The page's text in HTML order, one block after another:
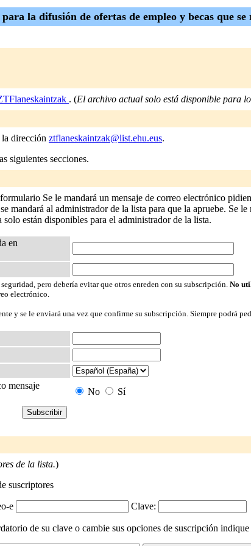
la difusión de ofertas de empleo y becas que
. (El archivo actual solo está disponible para
dirección ztflaneskaintzak@list.ehu.eus.
siguientes secciones.
Se le mandará un mensaje de correo electrónico
mandará al administrador de la lista para que la apruebe. Se
están disponibles para el administrador de la lista.
en
pero debería evitar que otros enreden con su subscripción. No
electrónico.
y se le enviará una vez que confirme su subscripción. Siempre podrá
mensaje
No Sí
de la lista.)
suscriptores
e Clave:
de su clave o cambie sus opciones de suscripción